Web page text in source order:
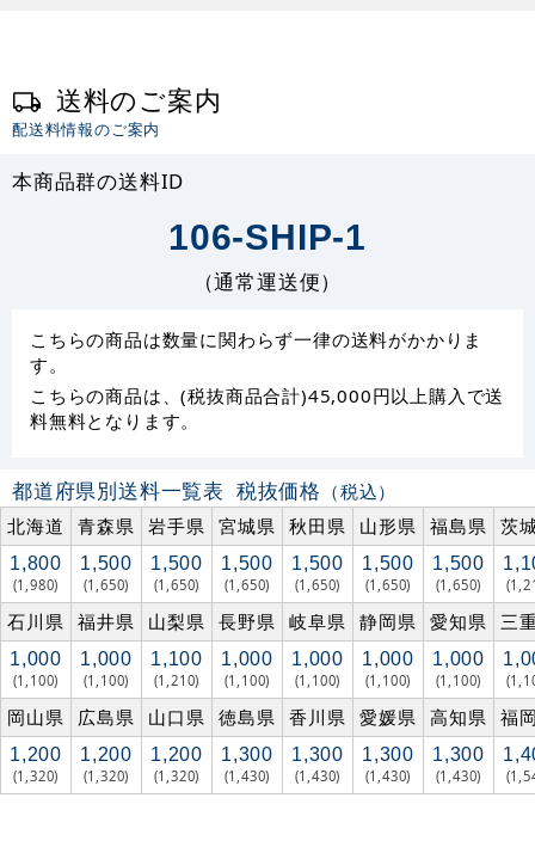
送料のご案内
配送料情報のご案内
本商品群の送料ID
106-SHIP-1
（通常運送便）
こちらの商品は数量に関わらず一律の送料がかかりま
す。
こちらの商品は、(税抜商品合計)45,000円以上購入で送
料無料となります。
都道府県別送料一覧表 税抜価格 （税込）
北海道
青森県 岩手県 宮城県 秋田県 山形県 福島県 茨
1,800
(1,980)
1,500
(1,650)
1,500
(1,650)
1,500
(1,650)
1,500
(1,650)
1,500
(1,650)
1,500
(1,650)
石川県 福井県 山梨県 長野県 岐阜県 静岡県 愛知県 三
1,000
(1,100)
1,000
(1,100)
1,100
(1,210)
1,000
(1,100)
1,000
(1,100)
1,000
(1,100)
1,000
(1,100)
岡山県 広島県 山口県 徳島県 香川県 愛媛県 高知県 福
1,200
(1,320)
1,200
(1,320)
1,200
(1,320)
1,300
(1,430)
1,300
(1,430)
1,300
(1,430)
1,300
(1,430)